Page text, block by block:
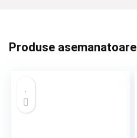
Produse asemanatoare